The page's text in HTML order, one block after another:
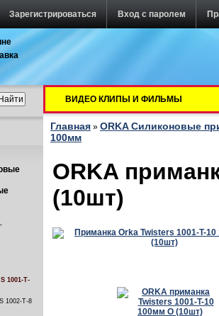
Зарегистрироваться Вход с паролем
1001-T-
1002-T-8
ВИДЕО КЛИПЫ И ФИЛЬМЫ
Главная » ORKA Силиконовые
100мм
ORKA
(10шт)